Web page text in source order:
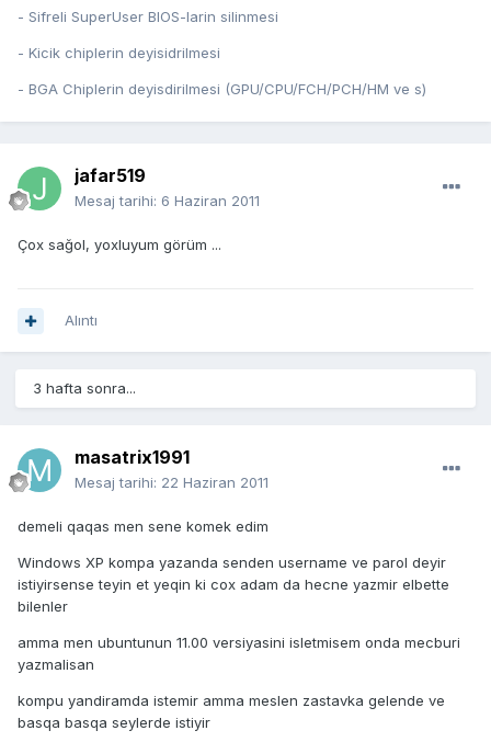
- Sifreli SuperUser BIOS-larin silinmesi
- Kicik chiplerin deyisidrilmesi
- BGA Chiplerin deyisdirilmesi (GPU/CPU/FCH/PCH/HM ve s)
jafar519
Mesaj tarihi: 6 Haziran 2011
Çox sağol, yoxluyum görüm ...
Alıntı
3 hafta sonra...
masatrix1991
Mesaj tarihi: 22 Haziran 2011
demeli qaqas men sene komek edim
Windows XP kompa yazanda senden username ve parol deyir
istiyirsense teyin et yeqin ki cox adam da hecne yazmir elbette
bilenler
amma men ubuntunun 11.00 versiyasini isletmisem onda mecburi
yazmalisan
kompu yandiramda istemir amma meslen zastavka gelende ve
basqa basqa seylerde istiyir